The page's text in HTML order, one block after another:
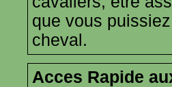
que vous
cheval.
Acces Rapide